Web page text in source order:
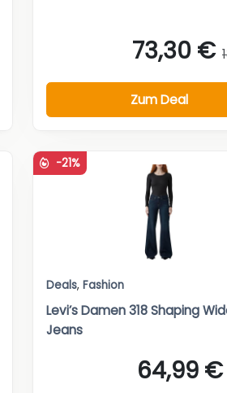
73,30 €
Zum Deal
-21%
Deals, Fashion
Levi’s Damen 318 Shaping
Jeans
64,99 €